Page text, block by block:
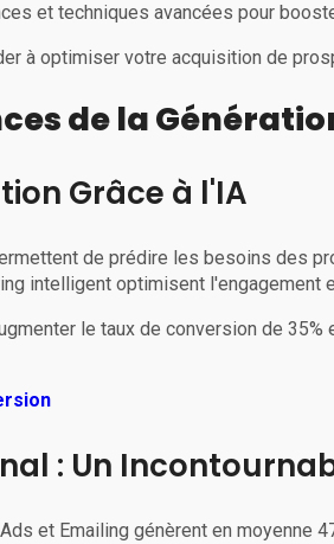
et techniques avancées pour
à optimiser votre acquisition de
de la
Grâce à l'IA
de prédire les besoins des
intelligent optimisent l'engagement
le taux de conversion de
: Un
et Emailing génèrent en moyenne